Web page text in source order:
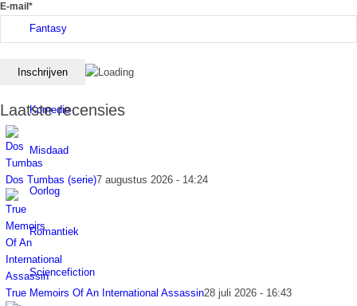
Fantasy
Horror
Komedie
Misdaad
Oorlog
Romantiek
Sciencefiction
E-mail*
Laatste recensies
Dos Tumbas (serie)7 augustus 2026 - 14:24
True Memoirs Of An International Assassin28 juli 2026 - 16:43